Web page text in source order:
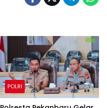
POLRI